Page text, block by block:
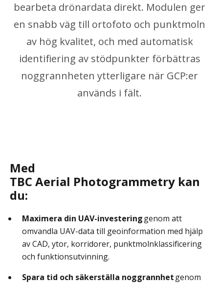
bearbeta drönardata direkt. Modulen ger
en snabb väg till ortofoto och punktmoln
av hög kvalitet, och med automatisk
identifiering av stödpunkter förbättras
noggrannheten ytterligare när GCP:er
används i fält.
Med
TBC Aerial Photogrammetry kan
du:
Maximera din UAV-investeringgenom att
omvandla UAV-data till geoinformation med hjälp
av CAD, ytor, korridorer, punktmolnklassificering
och funktionsutvinning.
Spara tid och säkerställa noggrannhetgenom